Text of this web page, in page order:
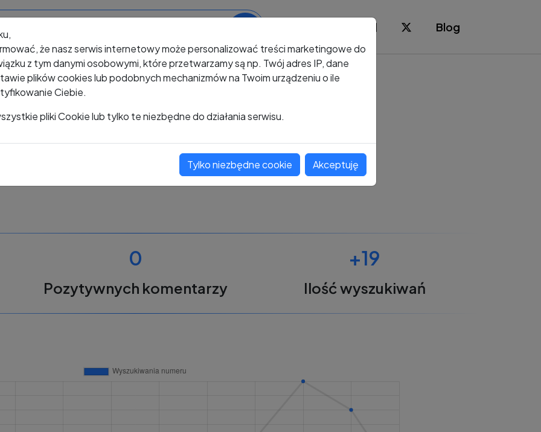
Blog
+48 660 833 616
Oceń ten numer
0
Pozytywnych komentarzy
+19
Ilość wyszukiwań
że nasz serwis internetowy może personalizować treści marketingowe do
z tym danymi osobowymi, które przetwarzamy są np. Twój adres IP, dane
plików cookies lub podobnych mechanizmów na Twoim urządzeniu o ile
Ciebie.
pliki Cookie lub tylko te niezbędne do działania serwisu.
Tylko niezbędne cookie Akceptuję